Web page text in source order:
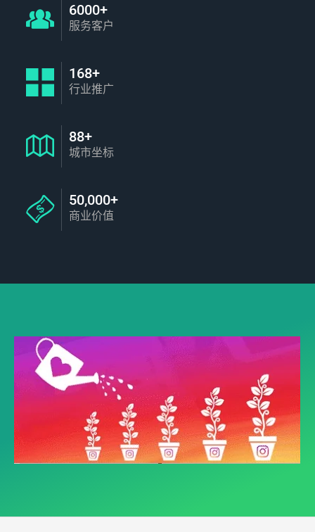
6000+
服务客户
168+
行业推广
88+
城市坐标
50,000+
商业价值